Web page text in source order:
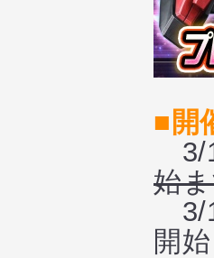
■開
3/
始
3/
開